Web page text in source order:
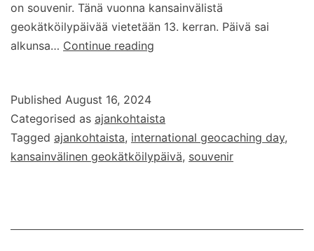
on souvenir. Tänä vuonna kansainvälistä
geokätköilypäivää vietetään 13. kerran. Päivä sai
alkunsa… Continue reading
Published August 16, 2024
Categorised as ajankohtaista
Tagged ajankohtaista, international geocaching day,
kansainvälinen geokätköilypäivä, souvenir